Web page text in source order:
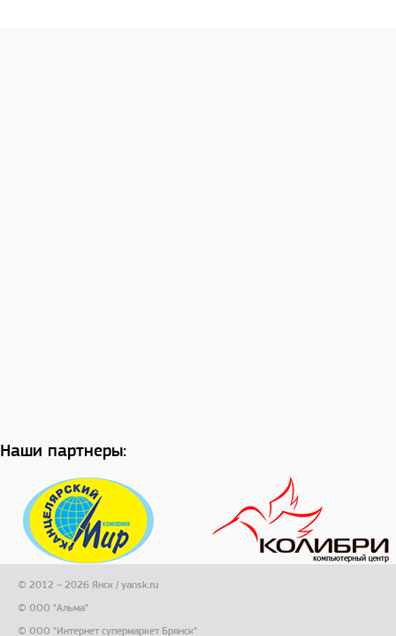
Наши партнеры:
© 2012 – 2026 Янск / yansk.ru
© ООО "Альма"
© ООО "Интернет супермаркет Брянск"